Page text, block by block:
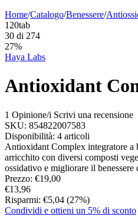
Home/Catalogo/Benessere/
120tab
30 di 274
27%
Haya Labs
Antioxidant
1 Opinione/i Scrivi una recensione
SKU: 854822007583
Disponibilità: 4 articoli
Antioxidant Complex integratore a
arricchito con diversi composti
ossidativo e migliorare il benessere
Prezzo: €19,00
€13,96
Risparmi: €5,04 (27%)
Condividi e ottieni un 5% di sconto